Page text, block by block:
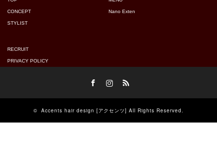
CONCEPT
STYLIST
Nano Exten
RECRUIT
PRIVACY POLICY
© Accents hair design [アクセンツ] All Rights Reserved.